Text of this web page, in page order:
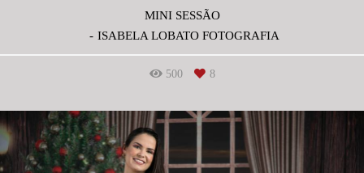
MINI SESSÃO
ISABELA LOBATO FOTOGRAFIA
500 8